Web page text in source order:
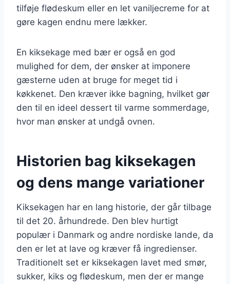
tilføje flødeskum eller en let vaniljecreme for at
gøre kagen endnu mere lækker.
En kiksekage med bær er også en god
mulighed for dem, der ønsker at imponere
gæsterne uden at bruge for meget tid i
køkkenet. Den kræver ikke bagning, hvilket gør
den til en ideel dessert til varme sommerdage,
hvor man ønsker at undgå ovnen.
Historien bag kiksekagen
og dens mange variationer
Kiksekagen har en lang historie, der går tilbage
til det 20. århundrede. Den blev hurtigt
populær i Danmark og andre nordiske lande, da
den er let at lave og kræver få ingredienser.
Traditionelt set er kiksekagen lavet med smør,
sukker, kiks og flødeskum, men der er mange